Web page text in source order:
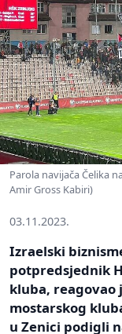
Parola navijača Čelika
Amir Gross Kabiri)
03.11.2023.
Izraelski
potpredsjednik
kluba,
mostarskog
u Zenici podigli